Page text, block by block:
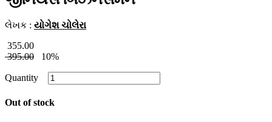
લેખક : યોગેશ ચોલેરા
355.00
395.00
10%
Quantity
Out of stock